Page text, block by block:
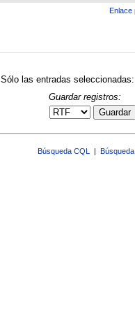
Enlace
Sólo las entradas seleccionadas:
Guardar registros:
Guardar
Búsqueda CQL